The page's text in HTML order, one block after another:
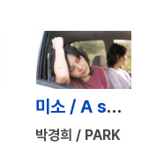
미소 / A smile
박경희 / PARK